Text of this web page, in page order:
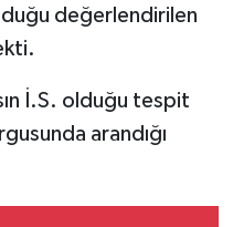
değerlendirilen
İ.S. olduğu tespit
arandığı